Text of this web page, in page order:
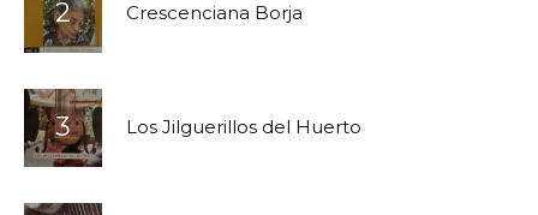
Crescenciana Borja
Los Jilguerillos del Huerto